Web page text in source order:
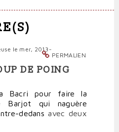
PERMALIEN
le mer, 2013-
DE POING
Bacri pour faire la
Barjot qui naguère
dedansavec deux